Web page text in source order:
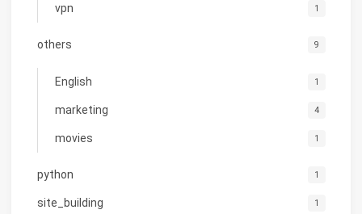
vpn 1
others 9
English 1
marketing 4
movies 1
python 1
site_building 1